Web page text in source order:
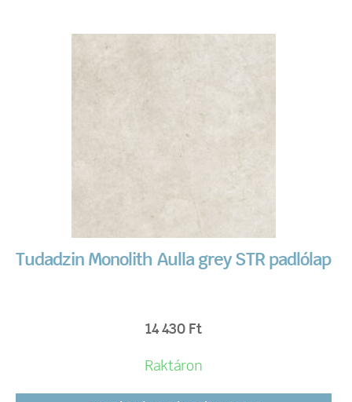
Tudadzin Monolith Aulla grey STR padlólap
14 430 Ft
Raktáron